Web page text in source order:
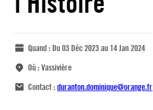
Quand :Du 03 Déc 2023 au 14 Jan 2024
Où :Vassivière
Contact :duranton.dominique@orange.fr